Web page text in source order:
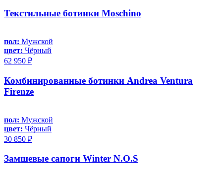
Текстильные ботинки Moschino
пол: Мужской
цвет: Чёрный
62 950 ₽
Комбинированные ботинки Andrea Ventura
Firenze
пол: Мужской
цвет: Чёрный
30 850 ₽
Замшевые сапоги Winter N.O.S